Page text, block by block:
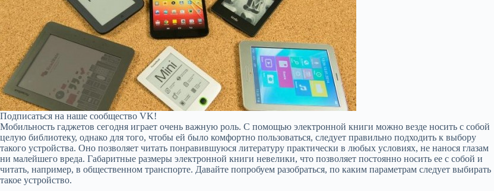
Подписаться на наше сообщество VK!
Мобильность гаджетов сегодня играет очень важную роль. С помощью электронной книги можно везде носить с собой
целую библиотеку, однако для того, чтобы ей было комфортно пользоваться, следует правильно подходить к выбору
такого устройства. Оно позволяет читать понравившуюся литературу практически в любых условиях, не нанося глазам
ни малейшего вреда. Габаритные размеры электронной книги невелики, что позволяет постоянно носить ее с собой и
читать, например, в общественном транспорте. Давайте попробуем разобраться, по каким параметрам следует выбирать
такое устройство.